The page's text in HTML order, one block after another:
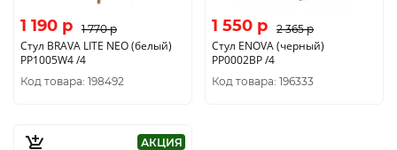
1 190 p 1 770 p
Стул BRAVA LITE NEO (белый)
PP1005W4 /4
Код товара: 198492
1 550 p 2 365 p
Стул ENOVA (черный)
PP0002BP /4
Код товара: 196333
АКЦИЯ